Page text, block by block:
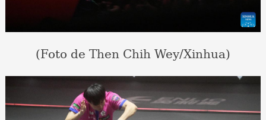
(Foto de Then Chih Wey/Xinhua)